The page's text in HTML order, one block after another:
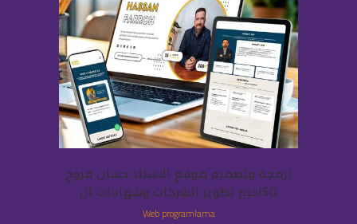
برمجة وتصميم موقع الاستاذ حسان فروح
خبير تطوير الشركات وشهادات الISO
Web programlama